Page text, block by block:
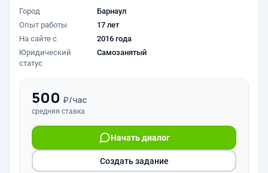
Город
Барнаул
Опыт работы
17 лет
На сайте с
2016 года
Юридический
статус
Самозанятый
500 ₽/час
средняя ставка
Начать диалог
Создать задание